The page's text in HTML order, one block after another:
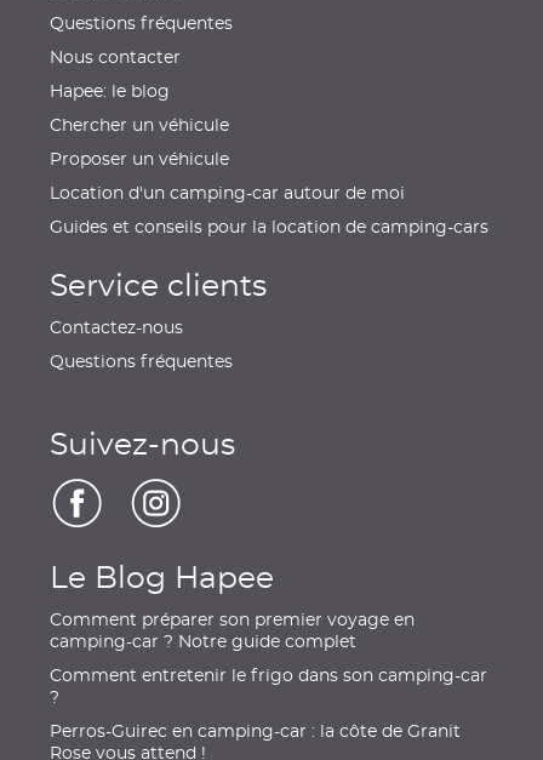
Questions fréquentes
Nous contacter
Hapee: le blog
Chercher un véhicule
Proposer un véhicule
Location d'un camping-car autour de moi
Guides et conseils pour la location de camping-cars
Service clients
Contactez-nous
Questions fréquentes
Suivez-nous
Le Blog Hapee
Comment préparer son premier voyage en
camping-car ? Notre guide complet
Comment entretenir le frigo dans son camping-car
?
Perros-Guirec en camping-car : la côte de Granit
Rose vous attend !